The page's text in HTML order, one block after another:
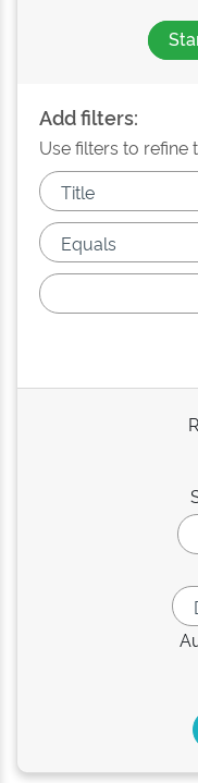
Add filters:
Use filters to refine